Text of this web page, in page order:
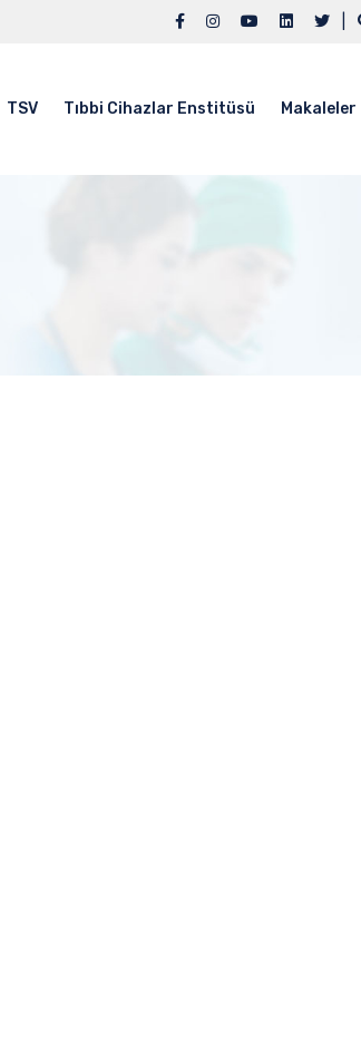
TSV Tıbbi Cihazlar Enstitüsü Makaleler